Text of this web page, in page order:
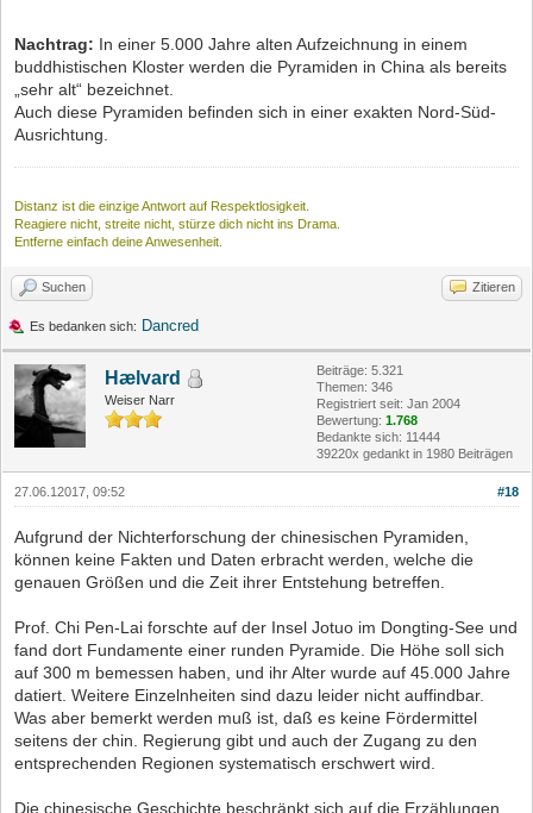
Nachtrag: In einer 5.000 Jahre alten Aufzeichnung in einem
buddhistischen Kloster werden die Pyramiden in China als bereits
„sehr alt“ bezeichnet.
Auch diese Pyramiden befinden sich in einer exakten Nord-Süd-
Ausrichtung.
Distanz ist die einzige Antwort auf Respektlosigkeit.
Reagiere nicht, streite nicht, stürze dich nicht ins Drama.
Entferne einfach deine Anwesenheit.
Suchen Zitieren
Es bedanken sich: Dancred
Hælvard
Weiser Narr
Beiträge: 5.321
Themen: 346
Registriert seit: Jan 2004
Bewertung: 1.768
Bedankte sich: 11444
39220x gedankt in 1980 Beiträgen
#18
27.06.12017, 09:52
Aufgrund der Nichterforschung der chinesischen Pyramiden,
können keine Fakten und Daten erbracht werden, welche die
genauen Größen und die Zeit ihrer Entstehung betreffen.
Prof. Chi Pen-Lai forschte auf der Insel Jotuo im Dongting-See und
fand dort Fundamente einer runden Pyramide. Die Höhe soll sich
auf 300 m bemessen haben, und ihr Alter wurde auf 45.000 Jahre
datiert. Weitere Einzelnheiten sind dazu leider nicht auffindbar.
Was aber bemerkt werden muß ist, daß es keine Fördermittel
seitens der chin. Regierung gibt und auch der Zugang zu den
entsprechenden Regionen systematisch erschwert wird.
Die chinesische Geschichte beschränkt sich auf die Erzählungen